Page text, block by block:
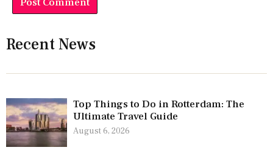
Recent News
Top Things to Do in Rotterdam: The
Ultimate Travel Guide
August 6, 2026